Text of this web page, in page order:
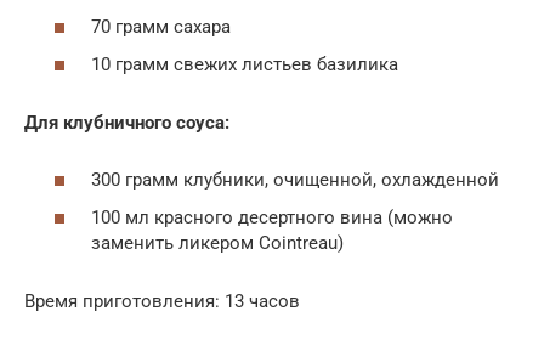
70 грамм сахара
10 грамм свежих листьев базилика
Для клубничного соуса:
300 грамм клубники, очищенной, охлажденной
100 мл красного десертного вина (можно
заменить ликером Cointreau)
Время приготовления: 13 часов